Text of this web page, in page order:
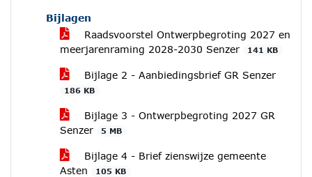
Bijlagen
Raadsvoorstel Ontwerpbegroting 2027 en
meerjarenraming 2028-2030 Senzer
141 KB
Bijlage 2 - Aanbiedingsbrief GR Senzer
186 KB
Bijlage 3 - Ontwerpbegroting 2027 GR
Senzer
5 MB
Bijlage 4 - Brief zienswijze gemeente
Asten
105 KB